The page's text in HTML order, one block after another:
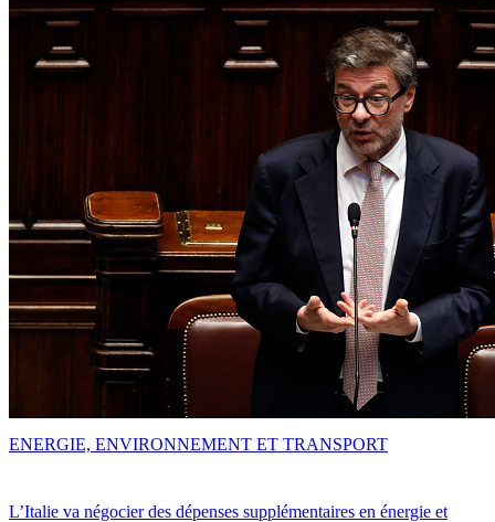
L’Italie va négocier des dépenses supplémentaires en énergie et
ENERGIE, ENVIRONNEMENT ET TRANSPORT